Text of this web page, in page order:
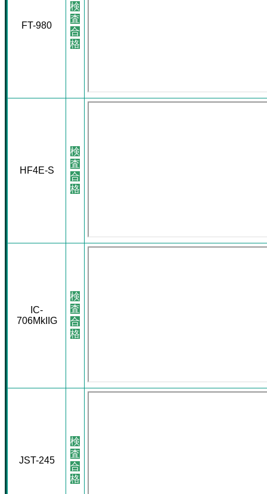
FT-980
検
査
合
格
HF4E-S
検
査
合
格
IC-
706MkIIG
検
査
合
格
JST-245
検
査
合
格